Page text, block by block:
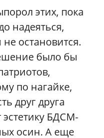
этих, пока
надеяться,
остановится.
было бы
по нагайке,
друг друга
эстетику БДСМ-
осин. А еще